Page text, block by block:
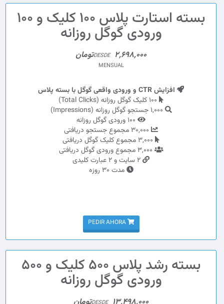
بسته استارت پلاس 100 کلیک و 100
ورودی گوگل روزانه
DESDE 2,698,000تومان
MENSUAL
افزایش CTR و ورودی واقعی گوگل با بسته پلاس
مدت 30 روزه
PEDIR AHORA
بسته رشد پلاس 500 کلیک و 500
ورودی گوگل روزانه